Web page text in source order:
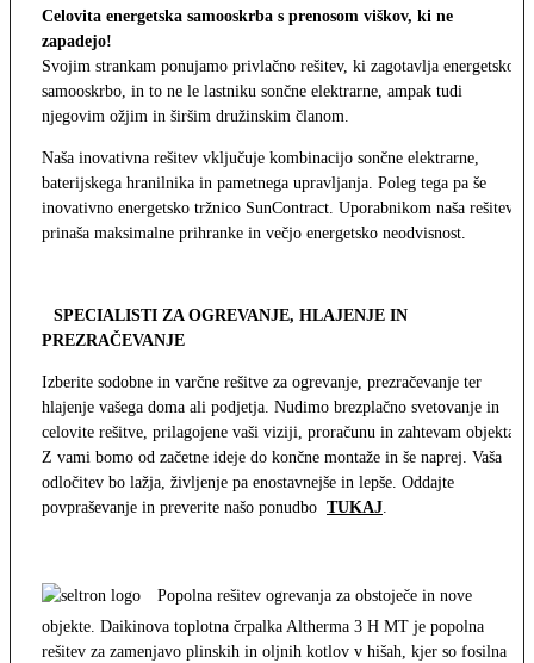
Celovita energetska samooskrba s prenosom viškov, ki ne
zapadejo!
Svojim strankam ponujamo privlačno rešitev, ki zagotavlja energetsko
samooskrbo, in to ne le lastniku sončne elektrarne, ampak tudi
njegovim ožjim in širšim družinskim članom.
Naša inovativna rešitev vključuje kombinacijo sončne elektrarne,
baterijskega hranilnika in pametnega upravljanja. Poleg tega pa še
inovativno energetsko tržnico SunContract. Uporabnikom naša rešitev
prinaša maksimalne prihranke in večjo energetsko neodvisnost.
SPECIALISTI ZA OGREVANJE, HLAJENJE IN
PREZRAČEVANJE
Izberite sodobne in varčne rešitve za ogrevanje, prezračevanje ter
hlajenje vašega doma ali podjetja. Nudimo brezplačno svetovanje in
celovite rešitve, prilagojene vaši viziji, proračunu in zahtevam objekta.
Z vami bomo od začetne ideje do končne montaže in še naprej. Vaša
odločitev bo lažja, življenje pa enostavnejše in lepše. Oddajte
povpraševanje in preverite našo ponudbo TUKAJ.
Popolna rešitev ogrevanja za obstoječe in nove
objekte. Daikinova toplotna črpalka Altherma 3 H MT je popolna
rešitev za zamenjavo plinskih in oljnih kotlov v hišah, kjer so fosilna